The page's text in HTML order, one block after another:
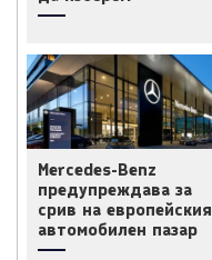
Mercedes-Benz
предупреждава за
срив на европейския
автомобилен пазар